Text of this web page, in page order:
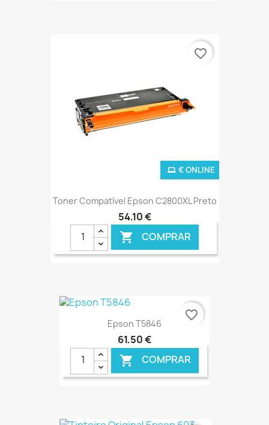
€ ONLINE
Toner Compatível Epson C2800XL Preto
54,10 €
 COMPRAR
€ ONLINE
favorite_border
Epson T5846
61,50 €
 COMPRAR
favorite_border